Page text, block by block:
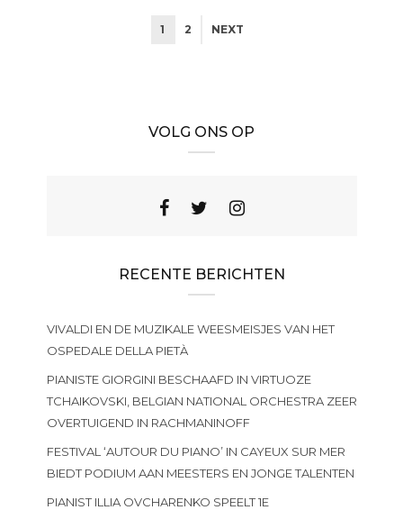
1 2 NEXT
VOLG ONS OP
RECENTE BERICHTEN
VIVALDI EN DE MUZIKALE WEESMEISJES VAN HET
OSPEDALE DELLA PIETÀ
PIANISTE GIORGINI BESCHAAFD IN VIRTUOZE
TCHAIKOVSKI, BELGIAN NATIONAL ORCHESTRA ZEER
OVERTUIGEND IN RACHMANINOFF
FESTIVAL ‘AUTOUR DU PIANO’ IN CAYEUX SUR MER
BIEDT PODIUM AAN MEESTERS EN JONGE TALENTEN
PIANIST ILLIA OVCHARENKO SPEELT 1E